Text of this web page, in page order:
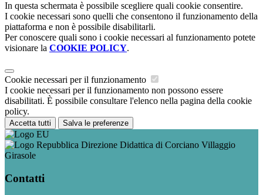
In questa schermata è possibile scegliere quali cookie consentire.
I cookie necessari sono quelli che consentono il funzionamento della
piattaforma e non è possibile disabilitarli.
Per conoscere quali sono i cookie necessari al funzionamento potete
visionare la COOKIE POLICY.
Cookie necessari per il funzionamento
I cookie necessari per il funzionamento non possono essere
disabilitati. È possibile consultare l'elenco nella pagina della cookie
policy.
Accetta tutti Salva le preferenze
Direzione Didattica di Corciano Villaggio
Girasole
Contatti